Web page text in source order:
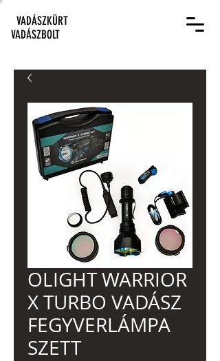
VADÁSZKÜRT
VADÁSZBOLT
OLIGHT WARRIOR
X TURBO VADÁSZ
FEGYVERLÁMPA
SZETT